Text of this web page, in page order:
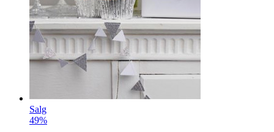
Salg
49%